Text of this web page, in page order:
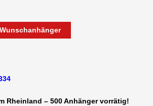
Rheinland – 500 Anhänger vorrätig!